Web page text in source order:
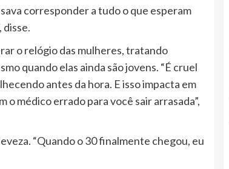
corresponder a tudo o que esperam
disse.
o relógio das mulheres, tratando
quando elas ainda são jovens. “É cruel
antes da hora. E isso impacta em
o médico errado para você sair arrasada”,
“Quando o 30 finalmente chegou, eu